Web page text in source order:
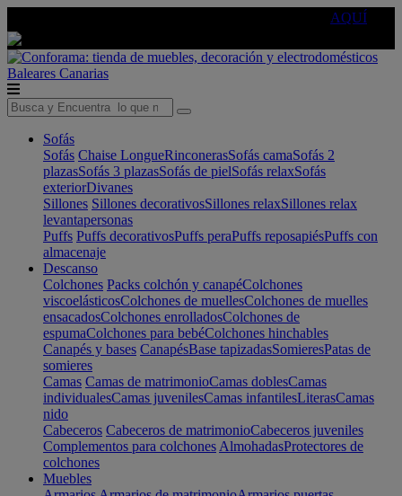
AQUÍ
Baleares Canarias
Sofás
Sofás Chaise LongueRinconerasSofás camaSofás 2
plazasSofás 3 plazasSofás de pielSofás relaxSofás
exteriorDivanes
Sillones Sillones decorativosSillones relaxSillones relax
levantapersonas
Puffs Puffs decorativosPuffs peraPuffs reposapiésPuffs con
almacenaje
Descanso
Colchones Packs colchón y canapéColchones
viscoelásticosColchones de muellesColchones de muelles
ensacadosColchones enrolladosColchones de
espumaColchones para bebéColchones hinchables
Canapés y bases CanapésBase tapizadasSomieresPatas de
somieres
Camas Camas de matrimonioCamas doblesCamas
individualesCamas juvenilesCamas infantilesLiterasCamas
nido
Cabeceros Cabeceros de matrimonioCabeceros juveniles
Complementos para colchones AlmohadasProtectores de
colchones
Muebles